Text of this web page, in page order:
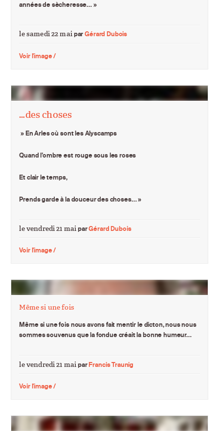
années de sècheresse… »
le samedi 22 maiparGérard Dubois
Voir l'image /
…des choses
» En Arles où sont les Alyscamps
Quand l’ombre est rouge sous les roses
Et clair le temps,
Prends garde à la douceur des choses… »
le vendredi 21 maiparGérard Dubois
Voir l'image /
Même si une fois
Même si une fois nous avons fait mentir le dicton, nous nous
sommes souvenus que la fondue créait la bonne humeur…
le vendredi 21 mai parFrancis Traunig
Voir l'image /